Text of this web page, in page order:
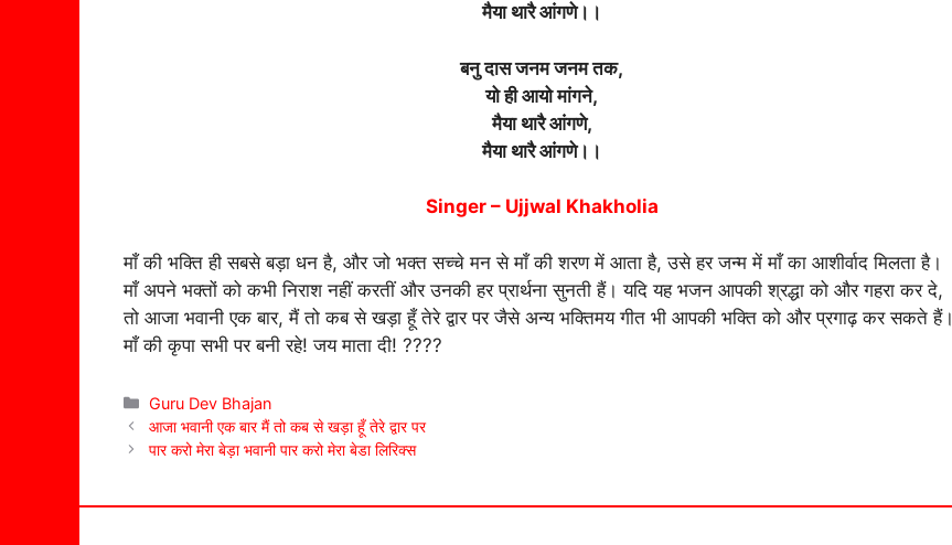
मैया थारै आंगणे।।
बनु दास जनम जनम तक,
यो ही आयो मांगने,
मैया थारै आंगणे,
मैया थारै आंगणे।।
Singer – Ujjwal Khakholia
माँ की भक्ति ही सबसे बड़ा धन है, और जो भक्त सच्चे मन से माँ की शरण में आता है, उसे हर जन्म में माँ का आशीर्वाद मिलता है।
माँ अपने भक्तों को कभी निराश नहीं करतीं और उनकी हर प्रार्थना सुनती हैं। यदि यह भजन आपकी श्रद्धा को और गहरा कर दे,
तो आजा भवानी एक बार, मैं तो कब से खड़ा हूँ तेरे द्वार पर जैसे अन्य भक्तिमय गीत भी आपकी भक्ति को और प्रगाढ़ कर सकते हैं।
माँ की कृपा सभी पर बनी रहे! जय माता दी! ????
Categories
Guru Dev Bhajan
आजा भवानी एक बार मैं तो कब से खड़ा हूँ तेरे द्वार पर
पार करो मेरा बेड़ा भवानी पार करो मेरा बेडा लिरिक्स